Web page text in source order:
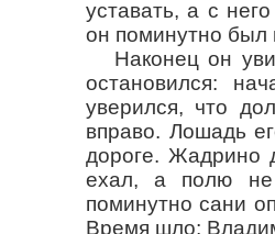
уставать, а с
он поминутно был
Наконец он
остановился:
уверился, что
вправо. Лошадь
дороге. Жадрино
ехал, а полю не
поминутно сани
Время шло;